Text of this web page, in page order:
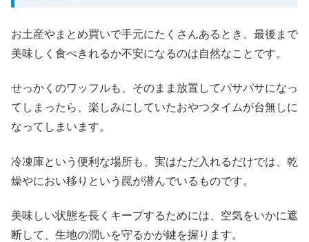
お土産やまとめ買いで手元にたくさんあるとき、最後まで
美味しく食べきれるか不安になるのは自然なことです。
せっかくのワッフルも、そのまま放置してパサパサになっ
てしまったら、楽しみにしていたおやつタイムが台無しに
なってしまいます。
冷凍庫という便利な場所も、実はただ入れるだけでは、乾
燥やにおい移りという罠が潜んでいるものです。
美味しい状態を長くキープするためには、空気をいかに遮
断して、生地の潤いを守るかが鍵を握ります。